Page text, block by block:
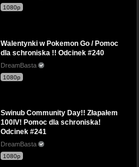
1080p
Walentynki w Pokemon Go / Pomoc
dla schroniska !! Odcinek #240
DreamBasta
1080p
Swinub Community Day!! Złapałem
100IV! Pomoc dla schroniska!
Odcinek #241
DreamBasta
1080p